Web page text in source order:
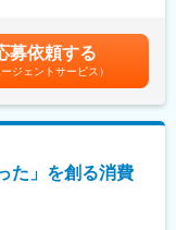
基づき、頭皮環境を整
企画から開発が行われ、
大イベント、アイデア
た製品について発表
る可能性も！
り、年次や役職に関係
。製造工程の大幅な効
一律手当を含む）＜昇給
ァー年収は経験スキル
る可能性があります。■
与は個人と会社の業績
額であり、選考を通じ
募依頼する
ージェントサービス）
た」を創る消費